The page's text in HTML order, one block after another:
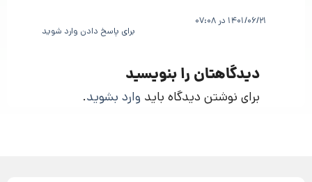
1401/06/21 در 07:08
برای پاسخ دادن وارد شوید
دیدگاهتان را بنویسید
برای نوشتن دیدگاه باید وارد بشوید.